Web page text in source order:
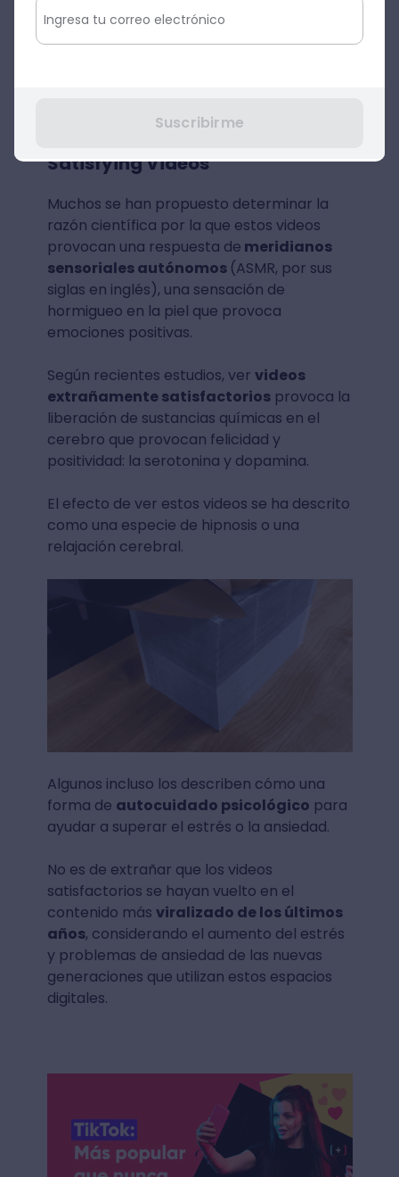
humano.
Satisfying Videos
Muchos se han propuesto determinar la
razón científica por la que estos videos
provocan una respuesta de meridianos
sensoriales autónomos (ASMR, por sus
siglas en inglés), una sensación de
hormigueo en la piel que provoca
emociones positivas.
Según recientes estudios, ver videos
extrañamente satisfactoriosprovoca la
liberación de sustancias químicas en el
cerebro que provocan felicidad y
positividad: la serotonina y dopamina.
El efecto de ver estos videos se ha descrito
como una especie de hipnosis o una
relajación cerebral.
Algunos incluso los describen cómo una
forma de autocuidado psicológico para
ayudar a superar el estrés o la ansiedad.
No es de extrañar que los videos
satisfactorios se hayan vuelto en el
contenido más viralizado de los últimos
años, considerando el aumento del estrés
y problemas de ansiedad de las nuevas
generaciones que utilizan estos espacios
digitales.
Suscribirme